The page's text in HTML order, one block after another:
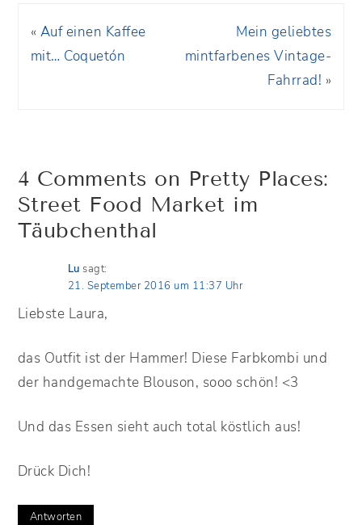
« Auf einen Kaffee
mit… Coquetón
Mein geliebtes
mintfarbenes Vintage-
Fahrrad! »
4 Comments on Pretty Places:
Street Food Market im
Täubchenthal
Lu sagt:
21. September 2016 um 11:37 Uhr
Liebste Laura,
das Outfit ist der Hammer! Diese Farbkombi und
der handgemachte Blouson, sooo schön! <3
Und das Essen sieht auch total köstlich aus!
Drück Dich!
Antworten